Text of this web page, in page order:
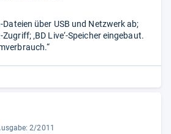
Dateien über USB und Netzwerk ab;
‚BD Live‘-Speicher eingebaut.
2/2011